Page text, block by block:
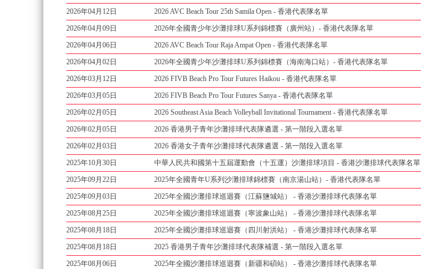
2026年04月12日
2026 AVC Beach Tour 25th Samila Open - 香港代表隊名單
2026年04月09日
2026年全國青少年沙灘排球U系列錦標賽（廣州站）- 香港代表隊名單
2026年04月06日
2026 AVC Beach Tour Raja Ampat Open - 香港代表隊名單
2026年04月02日
2026年全國青少年沙灘排球U系列錦標賽（海南海口站）- 香港代表隊名單
2026年03月12日
2026 FIVB Beach Pro Tour Futures Haikou - 香港代表隊名單
2026年03月05日
2026 FIVB Beach Pro Tour Futures Sanya - 香港代表隊名單
2026年02月05日
2026 Southeast Asia Beach Volleyball Invitational Tournament - 香港代表隊名單
2026年02月05日
2026 香港男子青年沙灘排球代表隊遴選 - 第一階段入選名單
2026年02月03日
2026 香港女子青年沙灘排球代表隊遴選 - 第一階段入選名單
2025年10月30日
中華人民共和國第十五屆運動會（十五運）沙灘排球項目 - 香港沙灘排球代表隊名單
2025年09月22日
2025年全國青年U系列沙灘排球錦標賽（南京湯山站）- 香港代表隊名單
2025年09月03日
2025年全國沙灘排球巡迴賽（江蘇鹽城站） - 香港沙灘排球代表隊名單
2025年08月25日
2025年全國沙灘排球巡迴賽（寧波象山站） - 香港沙灘排球代表隊名單
2025年08月18日
2025年全國沙灘排球巡迴賽（四川射洪站） - 香港沙灘排球代表隊名單
2025年08月18日
2025 香港男子青年沙灘排球代表隊補選 - 第一階段入選名單
2025年08月06日
2025年全國沙灘排球巡迴賽（新疆和碩站） - 香港沙灘排球代表隊名單